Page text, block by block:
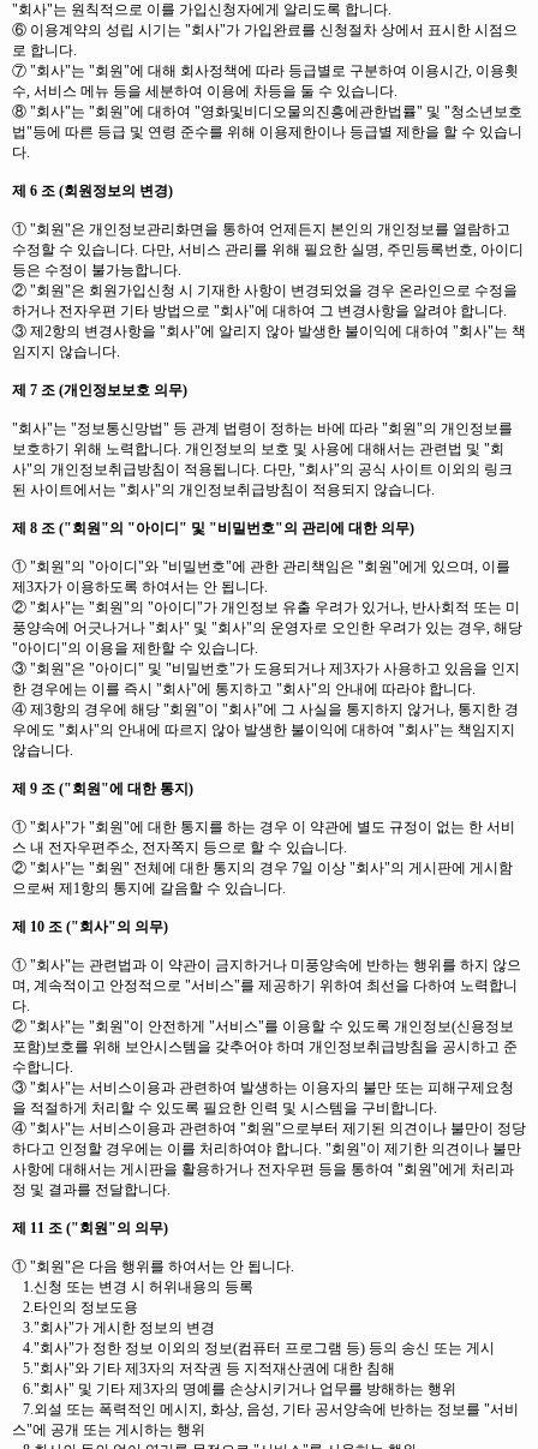
"회사"는 원칙적으로 이를 가입신청자에게 알리도록 합니다.
⑥ 이용계약의 성립 시기는 "회사"가 가입완료를 신청절차 상에서 표시한 시점으
로 합니다.
⑦ "회사"는 "회원"에 대해 회사정책에 따라 등급별로 구분하여 이용시간, 이용횟
수, 서비스 메뉴 등을 세분하여 이용에 차등을 둘 수 있습니다.
⑧ "회사"는 "회원"에 대하여 "영화및비디오물의진흥에관한법률" 및 "청소년보호
법"등에 따른 등급 및 연령 준수를 위해 이용제한이나 등급별 제한을 할 수 있습니
다.
제 6 조 (회원정보의 변경)
① "회원"은 개인정보관리화면을 통하여 언제든지 본인의 개인정보를 열람하고
수정할 수 있습니다. 다만, 서비스 관리를 위해 필요한 실명, 주민등록번호, 아이디
등은 수정이 불가능합니다.
② "회원"은 회원가입신청 시 기재한 사항이 변경되었을 경우 온라인으로 수정을
하거나 전자우편 기타 방법으로 "회사"에 대하여 그 변경사항을 알려야 합니다.
③ 제2항의 변경사항을 "회사"에 알리지 않아 발생한 불이익에 대하여 "회사"는 책
임지지 않습니다.
제 7 조 (개인정보보호 의무)
"회사"는 "정보통신망법" 등 관계 법령이 정하는 바에 따라 "회원"의 개인정보를
보호하기 위해 노력합니다. 개인정보의 보호 및 사용에 대해서는 관련법 및 "회
사"의 개인정보취급방침이 적용됩니다. 다만, "회사"의 공식 사이트 이외의 링크
된 사이트에서는 "회사"의 개인정보취급방침이 적용되지 않습니다.
제 8 조 ("회원"의 "아이디" 및 "비밀번호"의 관리에 대한 의무)
① "회원"의 "아이디"와 "비밀번호"에 관한 관리책임은 "회원"에게 있으며, 이를
제3자가 이용하도록 하여서는 안 됩니다.
② "회사"는 "회원"의 "아이디"가 개인정보 유출 우려가 있거나, 반사회적 또는 미
풍양속에 어긋나거나 "회사" 및 "회사"의 운영자로 오인한 우려가 있는 경우, 해당
"아이디"의 이용을 제한할 수 있습니다.
③ "회원"은 "아이디" 및 "비밀번호"가 도용되거나 제3자가 사용하고 있음을 인지
한 경우에는 이를 즉시 "회사"에 통지하고 "회사"의 안내에 따라야 합니다.
④ 제3항의 경우에 해당 "회원"이 "회사"에 그 사실을 통지하지 않거나, 통지한 경
우에도 "회사"의 안내에 따르지 않아 발생한 불이익에 대하여 "회사"는 책임지지
않습니다.
제 9 조 ("회원"에 대한 통지)
① "회사"가 "회원"에 대한 통지를 하는 경우 이 약관에 별도 규정이 없는 한 서비
스 내 전자우편주소, 전자쪽지 등으로 할 수 있습니다.
② "회사"는 "회원" 전체에 대한 통지의 경우 7일 이상 "회사"의 게시판에 게시함
으로써 제1항의 통지에 갈음할 수 있습니다.
제 10 조 ("회사"의 의무)
① "회사"는 관련법과 이 약관이 금지하거나 미풍양속에 반하는 행위를 하지 않으
며, 계속적이고 안정적으로 "서비스"를 제공하기 위하여 최선을 다하여 노력합니
다.
② "회사"는 "회원"이 안전하게 "서비스"를 이용할 수 있도록 개인정보(신용정보
포함)보호를 위해 보안시스템을 갖추어야 하며 개인정보취급방침을 공시하고 준
수합니다.
③ "회사"는 서비스이용과 관련하여 발생하는 이용자의 불만 또는 피해구제요청
을 적절하게 처리할 수 있도록 필요한 인력 및 시스템을 구비합니다.
④ "회사"는 서비스이용과 관련하여 "회원"으로부터 제기된 의견이나 불만이 정당
하다고 인정할 경우에는 이를 처리하여야 합니다. "회원"이 제기한 의견이나 불만
사항에 대해서는 게시판을 활용하거나 전자우편 등을 통하여 "회원"에게 처리과
정 및 결과를 전달합니다.
제 11 조 ("회원"의 의무)
① "회원"은 다음 행위를 하여서는 안 됩니다.
1.신청 또는 변경 시 허위내용의 등록
2.타인의 정보도용
3."회사"가 게시한 정보의 변경
4."회사"가 정한 정보 이외의 정보(컴퓨터 프로그램 등) 등의 송신 또는 게시
5."회사"와 기타 제3자의 저작권 등 지적재산권에 대한 침해
6."회사" 및 기타 제3자의 명예를 손상시키거나 업무를 방해하는 행위
7.외설 또는 폭력적인 메시지, 화상, 음성, 기타 공서양속에 반하는 정보를 "서비
스"에 공개 또는 게시하는 행위